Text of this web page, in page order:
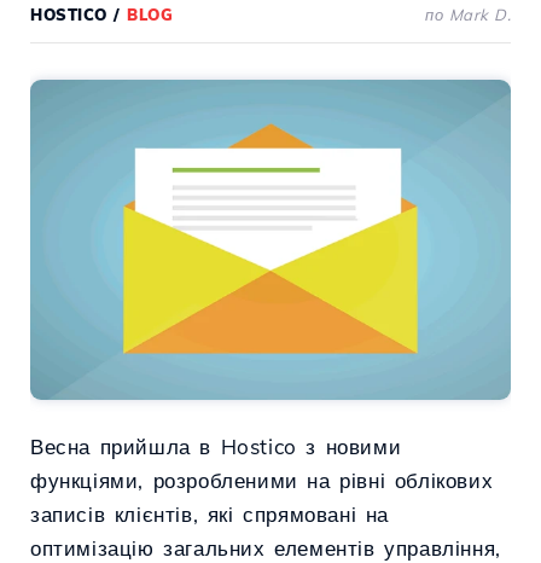
HOSTICO / BLOG по Mark D.
Весна прийшла в Hostico з новими
функціями, розробленими на рівні облікових
записів клієнтів, які спрямовані на
оптимізацію загальних елементів управління,